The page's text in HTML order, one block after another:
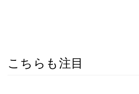
こちらも注目